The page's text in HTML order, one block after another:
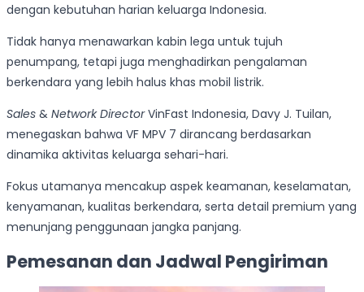
dengan kebutuhan harian keluarga Indonesia.
Tidak hanya menawarkan kabin lega untuk tujuh
penumpang, tetapi juga menghadirkan pengalaman
berkendara yang lebih halus khas mobil listrik.
Sales & Network DirectorVinFast Indonesia, Davy J. Tuilan,
menegaskan bahwa VF MPV 7 dirancang berdasarkan
dinamika aktivitas keluarga sehari-hari.
Fokus utamanya mencakup aspek keamanan, keselamatan,
kenyamanan, kualitas berkendara, serta detail premium yang
menunjang penggunaan jangka panjang.
Pemesanan dan Jadwal Pengiriman